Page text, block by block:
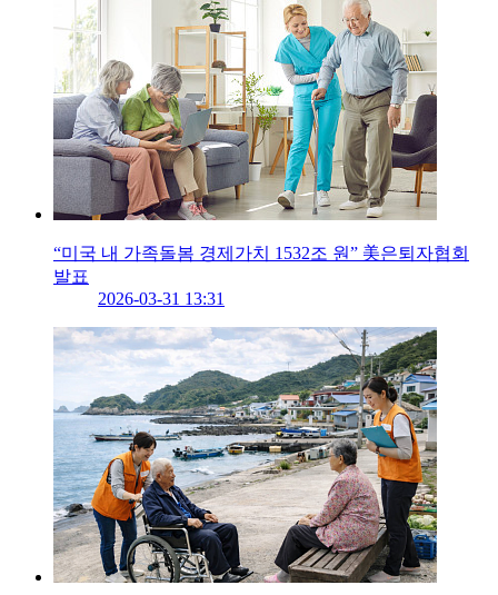
“미국 내 가족돌봄 경제가치 1532조 원” 美은퇴자협회
발표
2026-03-31 13:31